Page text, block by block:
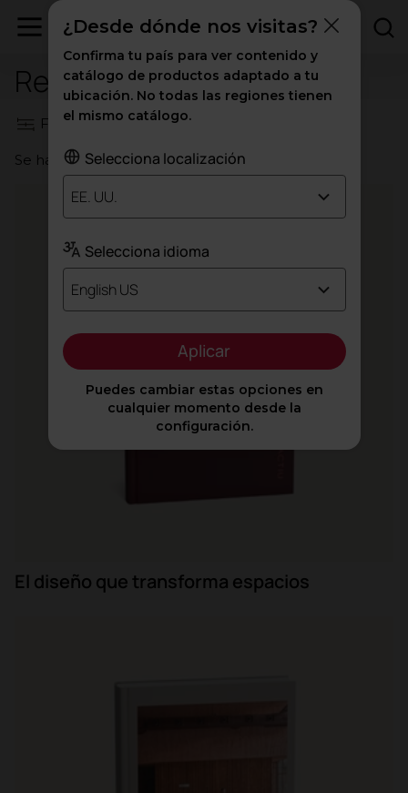
Revistas y wallpapers
Filtros
Se han encontrado un total de21
El diseño que transforma espacios
¿Desde dónde nos visitas?
Confirma tu país para ver contenido y
catálogo de productos adaptado a tu
ubicación. No todas las regiones tienen
el mismo catálogo.
Selecciona localización
EE. UU.
Selecciona idioma
English US
Aplicar
Puedes cambiar estas opciones en
cualquier momento desde la
configuración.